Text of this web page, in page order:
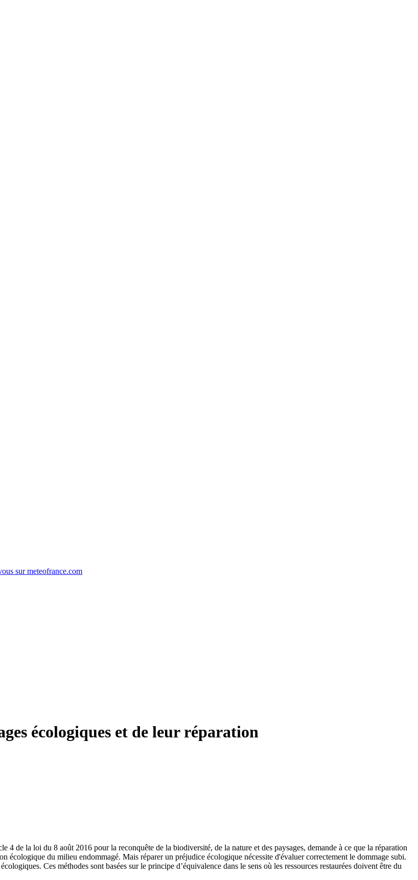
sur meteofrance.com
écologiques et de leur réparation
de la loi du 8 août 2016 pour la reconquête de la biodiversité, de la nature et des paysages, demande à ce que la réparation
écologique du milieu endommagé. Mais réparer un préjudice écologique nécessite d'évaluer correctement le dommage subi.
Ces méthodes sont basées sur le principe d’équivalence dans le sens où les ressources restaurées doivent être du